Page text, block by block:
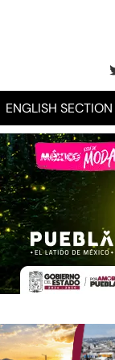
ENGLISH SECTION